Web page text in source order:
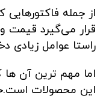
از جمله فاکتورهایی
قرار می‌گیرد قیمت
راستا عوامل زیادی
اما مهم ترین آن
این محصولات